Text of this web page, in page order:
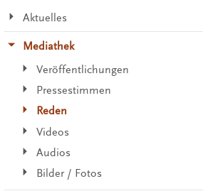
Aktuelles
Mediathek
Veröffentlichungen
Pressestimmen
Reden
Videos
Audios
Bilder / Fotos